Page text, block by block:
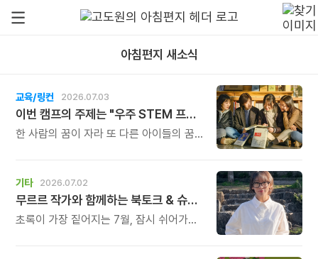
아침편지 새소식
교육/링컨 2026.07.03
이번 캠프의 주제는 "우주 STEM 프로젝트"입니다.
한 사람의 꿈이 자라 또 다른 아이들의 꿈을
기타 2026.07.02
무르르 작가와 함께하는 북토크 & 슈링클스 키링 만들기
초록이 가장 짙어지는 7월, 잠시 쉬어가도